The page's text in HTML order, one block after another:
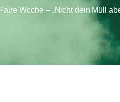
Faire Woche – „Nicht dein Müll